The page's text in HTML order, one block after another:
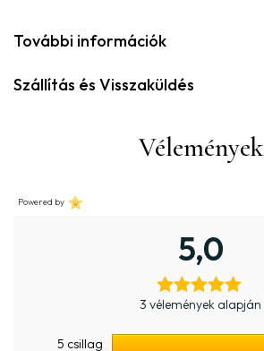
További információk
Szállítás és Visszaküldés
Vélemények
Powered by
5,0
3 vélemények alapján
5 csillag